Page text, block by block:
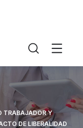
TRABAJADOR Y
DE LIBERALIDAD